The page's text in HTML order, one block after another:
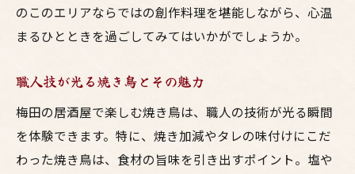
鶏料理の新たな魅力を発見する方法
クラフトビールが引き立てる鶏料理の味わ
東通り居酒屋での新しい味の冒険
新鮮な鶏肉が生む特別な料理体験
クラフトビールと鳥料理の最強コンビ
居酒屋での新たな食の発見
のこのエリアならではの創作料理を堪能しながら、心温
まるひとときを過ごしてみてはいかがでしょうか。
職人技が光る焼き鳥とその魅力
梅田の居酒屋で楽しむ焼き鳥は、職人の技術が光る瞬間
を体験できます。特に、焼き加減やタレの味付けにこだ
わった焼き鳥は、食材の旨味を引き出すポイント。塩や